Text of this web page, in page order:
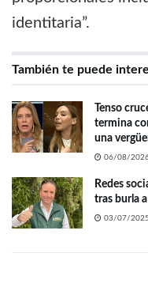
identitaria”.
También te puede
Tenso
termina
una
06/08/
Redes
tras burla
03/07/